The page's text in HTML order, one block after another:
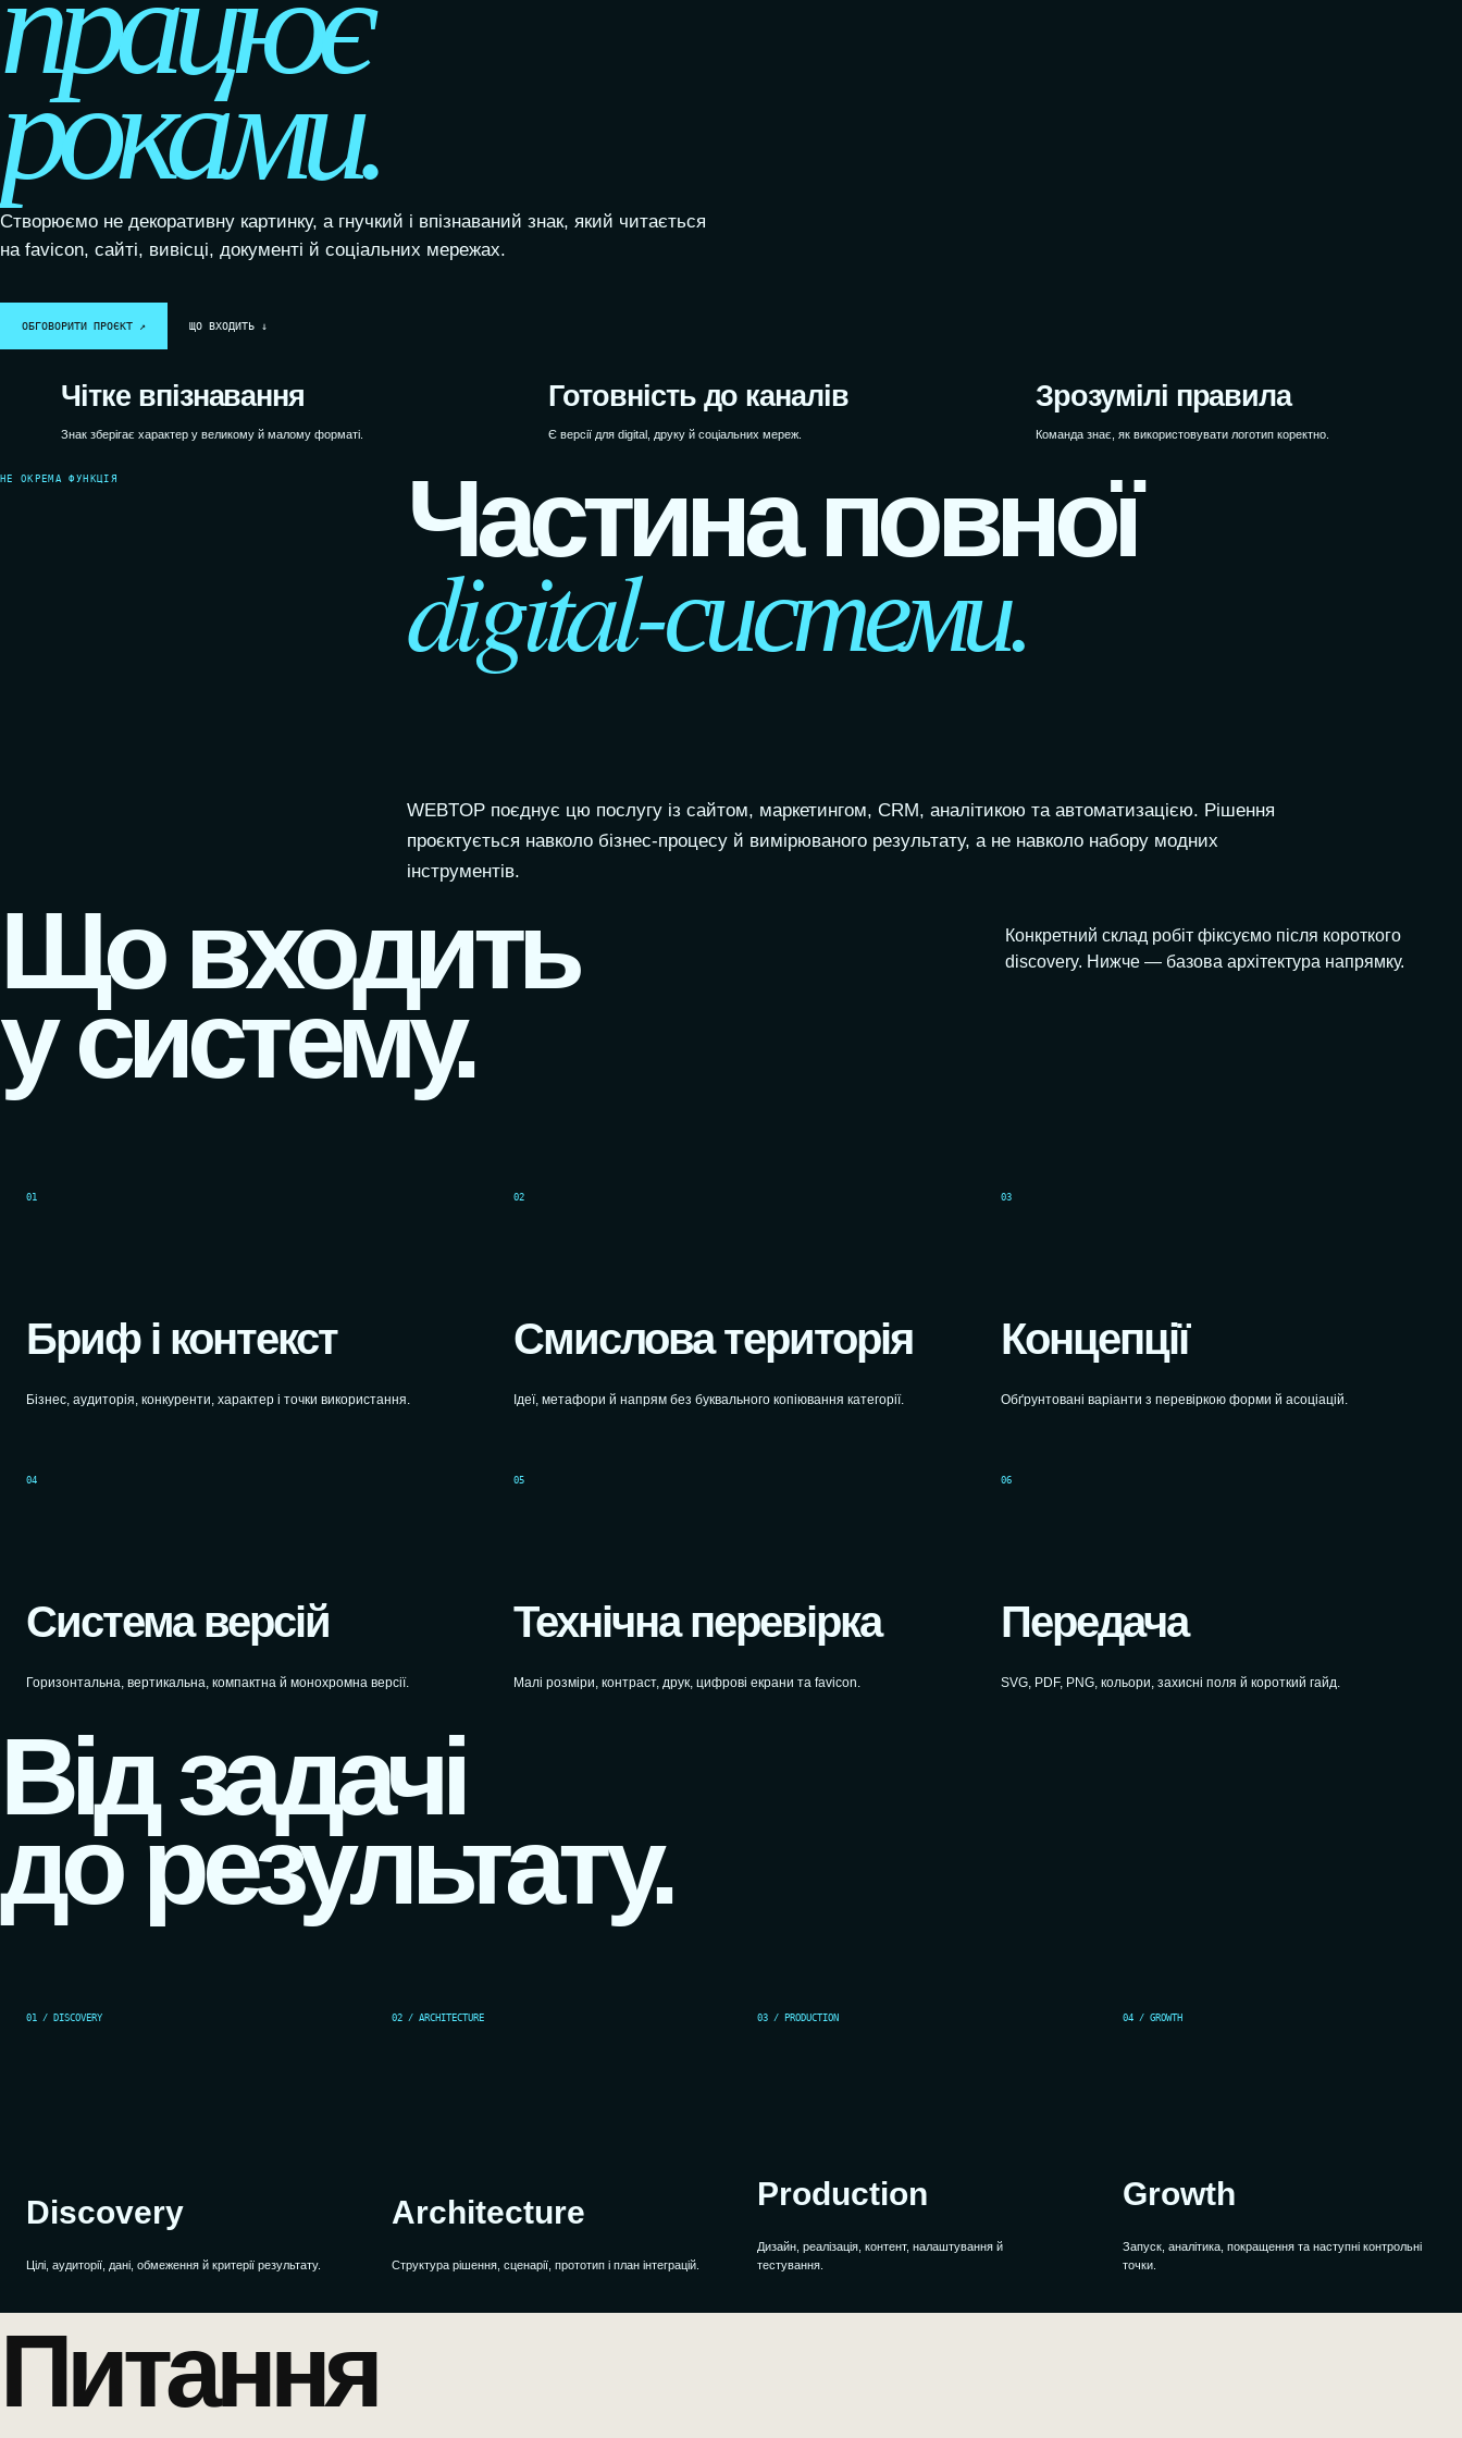
роками.
Створюємо не декоративну картинку, а гнучкий і впізнаваний знак, який читається
на favicon, сайті, вивісці, документі й соціальних мережах.
ОБГОВОРИТИ ПРОЄКТ ↗ ЩО ВХОДИТЬ ↓
Чітке впізнавання
Знак зберігає характер у великому й малому форматі.
Готовність до каналів
Є версії для digital, друку й соціальних мереж.
Зрозумілі правила
Команда знає, як використовувати логотип коректно.
НЕ ОКРЕМА ФУНКЦІЯ Частина повної
digital-системи.
WEBTOP поєднує цю послугу із сайтом, маркетингом, CRM, аналітикою та автоматизацією. Рішення
проєктується навколо бізнес-процесу й вимірюваного результату, а не навколо набору модних
інструментів.
Що входить
у систему.
Конкретний склад робіт фіксуємо після короткого
discovery. Нижче — базова архітектура напрямку.
01
Бриф і контекст
Бізнес, аудиторія, конкуренти, характер і точки використання.
02
Смислова територія
Ідеї, метафори й напрям без буквального копіювання категорії.
03
Концепції
Обґрунтовані варіанти з перевіркою форми й асоціацій.
04
Система версій
Горизонтальна, вертикальна, компактна й монохромна версії.
05
Технічна перевірка
Малі розміри, контраст, друк, цифрові екрани та favicon.
06
Передача
SVG, PDF, PNG, кольори, захисні поля й короткий гайд.
Від задачі
до результату.
01 / DISCOVERY
Discovery
Цілі, аудиторії, дані, обмеження й критерії результату.
02 / ARCHITECTURE
Architecture
Структура рішення, сценарії, прототип і план інтеграцій.
03 / PRODUCTION
Production
Дизайн, реалізація, контент, налаштування й
тестування.
04 / GROWTH
Growth
Запуск, аналітика, покращення та наступні контрольні
точки.
Питання